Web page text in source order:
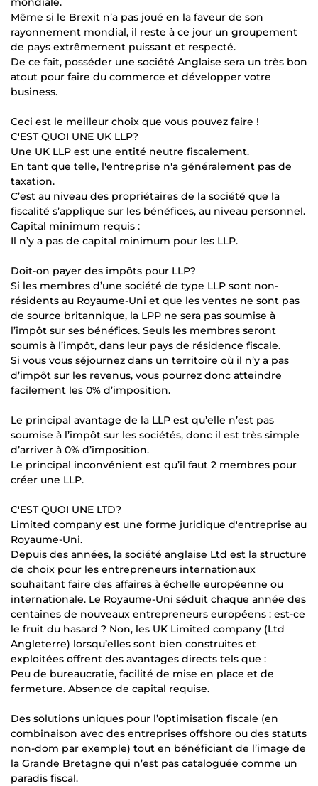
Même si le Brexit n’a pas joué en la faveur de son
rayonnement mondial, il reste à ce jour un groupement
de pays extrêmement puissant et respecté.
De ce fait, posséder une société Anglaise sera un très bon
atout pour faire du commerce et développer votre
business.
Ceci est le meilleur choix que vous pouvez faire !
C'EST QUOI UNE UK LLP?
Une UK LLP est une entité neutre fiscalement.
En tant que telle, l'entreprise n'a généralement pas de
taxation.
C’est au niveau des propriétaires de la société que la
fiscalité s’applique sur les bénéfices, au niveau personnel.
Capital minimum requis :
Il n’y a pas de capital minimum pour les LLP.
Doit-on payer des impôts pour LLP?
Si les membres d’une société de type LLP sont non-
résidents au Royaume-Uni et que les ventes ne sont pas
de source britannique, la LPP ne sera pas soumise à
l’impôt sur ses bénéfices. Seuls les membres seront
soumis à l’impôt, dans leur pays de résidence fiscale.
Si vous vous séjournez dans un territoire où il n’y a pas
d’impôt sur les revenus, vous pourrez donc atteindre
facilement les 0% d’imposition.
Le principal avantage de la LLP est qu’elle n’est pas
soumise à l’impôt sur les sociétés, donc il est très simple
d’arriver à 0% d’imposition.
Le principal inconvénient est qu’il faut 2 membres pour
créer une LLP.
C'EST QUOI UNE LTD?
Limited company est une forme juridique d'entreprise au
Royaume-Uni.
Depuis des années, la société anglaise Ltd est la structure
de choix pour les entrepreneurs internationaux
souhaitant faire des affaires à échelle européenne ou
internationale. Le Royaume-Uni séduit chaque année des
centaines de nouveaux entrepreneurs européens : est-ce
le fruit du hasard ? Non, les UK Limited company (Ltd
Angleterre) lorsqu’elles sont bien construites et
exploitées offrent des avantages directs tels que :
Peu de bureaucratie, facilité de mise en place et de
fermeture. Absence de capital requise.
Des solutions uniques pour l’optimisation fiscale (en
combinaison avec des entreprises offshore ou des statuts
non-dom par exemple) tout en bénéficiant de l’image de
la Grande Bretagne qui n’est pas cataloguée comme un
paradis fiscal.